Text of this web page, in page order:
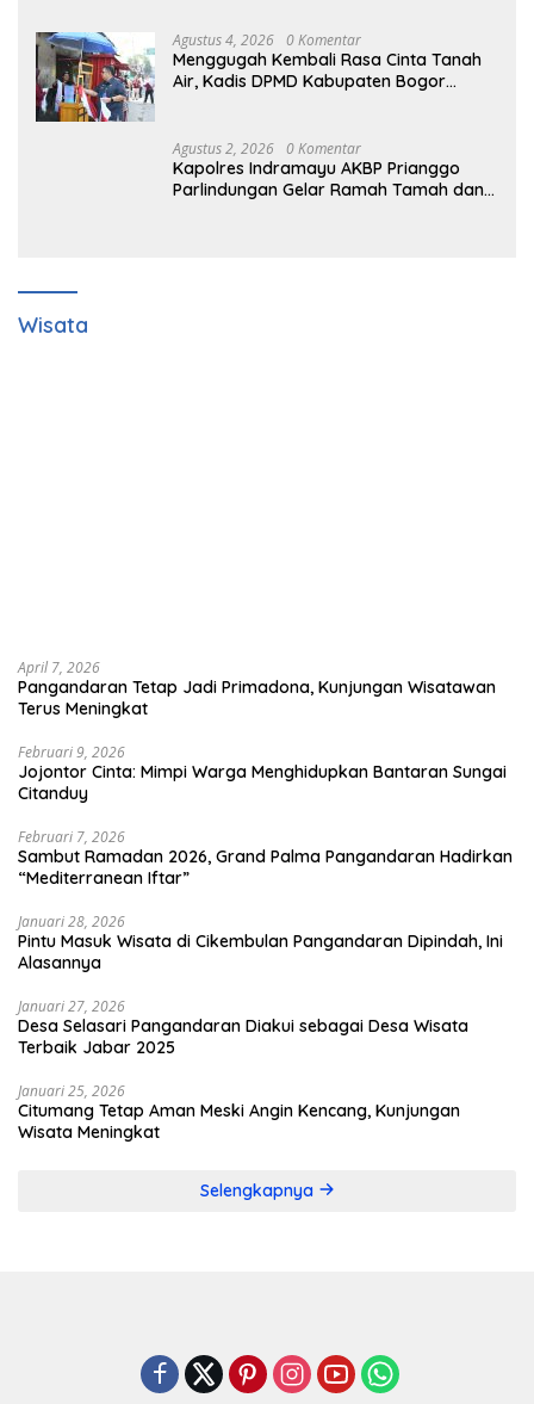
Agustus 4, 2026 0 Komentar
Menggugah Kembali Rasa Cinta Tanah
Air, Kadis DPMD Kabupaten Bogor
Masyarakat Dan Pengguna Jalan.
Agustus 2, 2026 0 Komentar
Kapolres Indramayu AKBP Prianggo
Parlindungan Gelar Ramah Tamah dan
Wisata
April 7, 2026
Pangandaran Tetap Jadi Primadona, Kunjungan Wisatawan
Terus Meningkat
Februari 9, 2026
Jojontor Cinta: Mimpi Warga Menghidupkan Bantaran Sungai
Citanduy
Februari 7, 2026
Sambut Ramadan 2026, Grand Palma Pangandaran Hadirkan
“Mediterranean Iftar”
Januari 28, 2026
Pintu Masuk Wisata di Cikembulan Pangandaran Dipindah, Ini
Alasannya
Januari 27, 2026
Desa Selasari Pangandaran Diakui sebagai Desa Wisata
Terbaik Jabar 2025
Januari 25, 2026
Citumang Tetap Aman Meski Angin Kencang, Kunjungan
Wisata Meningkat
Selengkapnya